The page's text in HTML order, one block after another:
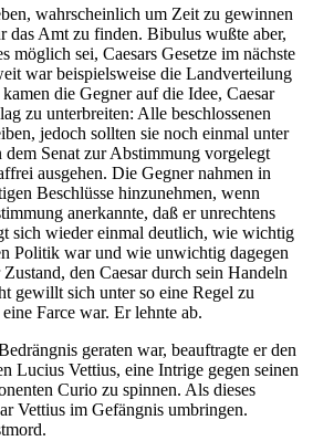
wahrscheinlich um Zeit zu gewinnen
das Amt zu finden. Bibulus wußte aber,
möglich sei, Caesars Gesetze im nächste
war beispielsweise die Landverteilung
die Gegner auf die Idee, Caesar
zu unterbreiten: Alle beschlossenen
jedoch sollten sie noch einmal unter
Senat zur Abstimmung vorgelegt
ausgehen. Die Gegner nahmen in
Beschlüsse hinzunehmen, wenn
anerkannte, daß er unrechtens
sich wieder einmal deutlich, wie wichtig
Politik war und wie unwichtig dagegen
den Caesar durch sein Handeln
gewillt sich unter so eine Regel zu
Farce war. Er lehnte ab.
geraten war, beauftragte er den
Lucius Vettius, eine Intrige gegen seinen
Curio zu spinnen. Als dieses
Vettius im Gefängnis umbringen.